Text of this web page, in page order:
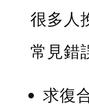
很多人
常見錯
求復